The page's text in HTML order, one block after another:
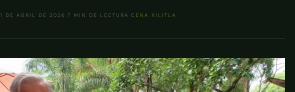
DE ABRIL DE 2026 7 MIN DE LECTURA CENA XILITLA